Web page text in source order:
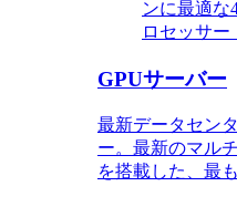
ンに最適な
ロセッサー
GPUサーバー
最新データセン
ー。最新のマル
を搭載した、最